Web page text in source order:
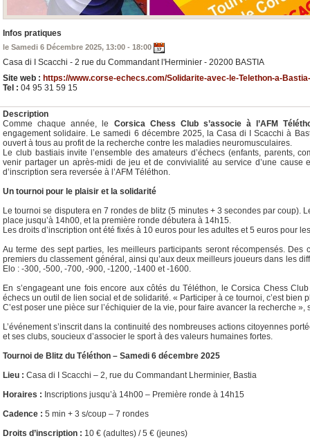
Infos pratiques
le Samedi 6 Décembre 2025, 13:00 - 18:00
Casa di I Scacchi - 2 rue du Commandant l'Herminier - 20200 BASTIA
Site web :https://www.corse-echecs.com/Solidarite-avec-le-Telethon-a-
Tel : 04 95 31 59 15
Description
Comme chaque année, le Corsica Chess Club s’associe à l’AFM
engagement solidaire. Le samedi 6 décembre 2025, la Casa di I Scacchi à
ouvert à tous au profit de la recherche contre les maladies neuromusculaires.
Le club bastiais invite l’ensemble des amateurs d’échecs (enfants, parents,
venir partager un après-midi de jeu et de convivialité au service d’une cause
d’inscription sera reversée à l’AFM Téléthon.
Un tournoi pour le plaisir et la solidarité
Le tournoi se disputera en 7 rondes de blitz (5 minutes + 3 secondes par coup).
place jusqu’à 14h00, et la première ronde débutera à 14h15.
Les droits d’inscription ont été fixés à 10 euros pour les adultes et 5 euros pour
Au terme des sept parties, les meilleurs participants seront récompensés. Des
premiers du classement général, ainsi qu’aux deux meilleurs joueurs dans les
Elo : -300, -500, -700, -900, -1200, -1400 et -1600.
En s’engageant une fois encore aux côtés du Téléthon, le Corsica Chess
échecs un outil de lien social et de solidarité. « Participer à ce tournoi, c’est bien
C’est poser une pièce sur l’échiquier de la vie, pour faire avancer la recherche
L’événement s’inscrit dans la continuité des nombreuses actions citoyennes
et ses clubs, soucieux d’associer le sport à des valeurs humaines fortes.
Tournoi de Blitz du Téléthon – Samedi 6 décembre 2025
Lieu : Casa di I Scacchi – 2, rue du Commandant Lherminier, Bastia
Horaires : Inscriptions jusqu’à 14h00 – Première ronde à 14h15
Cadence : 5 min + 3 s/coup – 7 rondes
Droits d’inscription : 10 € (adultes) / 5 € (jeunes)